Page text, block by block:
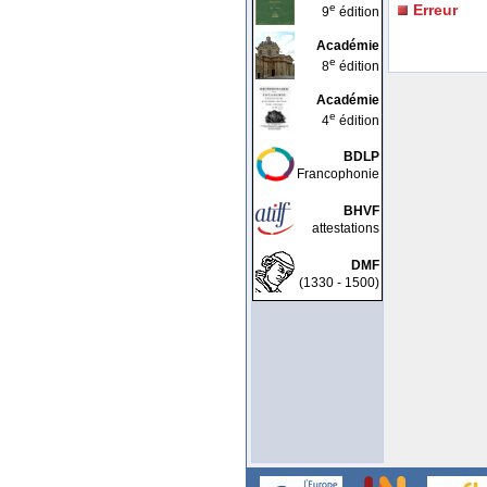
9e édition
Académie
8e édition
Académie
4e édition
BDLP
Francophonie
BHVF
attestations
DMF
(1330 - 1500)
Erreur